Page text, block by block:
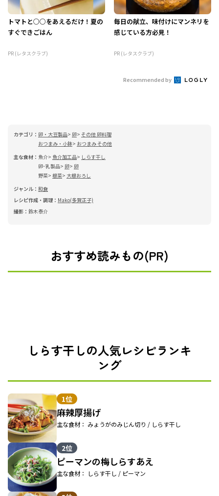
トマトと○○をあえるだけ！夏の
すぐできごはん
PR (レタスクラブ)
毎日の献立、味付けにマンネリを
感じている方必見！
PR (レタスクラブ)
Recommended by
カテゴリ： 卵・大豆製品 卵 その他 卵料理
おつまみ・小鉢
おつまみ その他
主な食材： 魚介 魚介加工品
しらす干し
卵･乳製品 卵 卵
野菜 根菜
大根おろし
ジャンル： 和食
レシピ作成・調理： Mako(多賀正子)
撮影： 鈴木泰介
おすすめ読みもの(PR)
しらす干しの人気レシピランキ
ング
1位
麻辣厚揚げ
主な食材： みょうがのみじん切り / しらす干し
2位
ピーマンの梅しらすあえ
主な食材： しらす干し / ピーマン